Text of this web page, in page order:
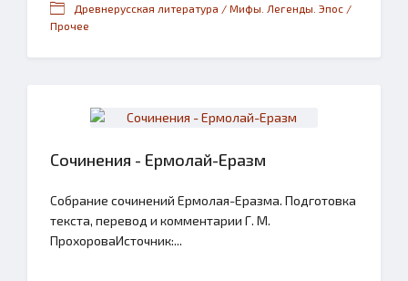
Древнерусская литература / Мифы. Легенды. Эпос /
Прочее
Сочинения - Ермолай-Еразм
Собрание сочинений Ермолая-Еразма. Подготовка
текста, перевод и комментарии Г. М.
ПрохороваИсточник:...